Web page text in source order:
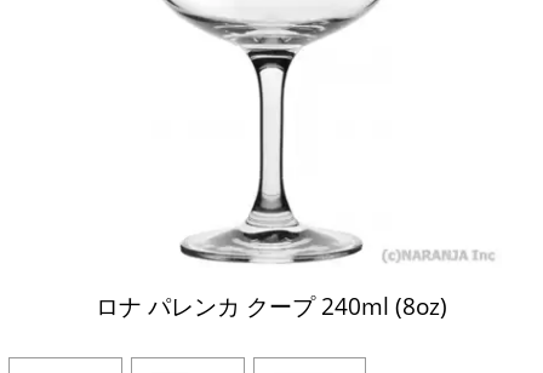
ロナ パレンカ クープ 240ml (8oz)